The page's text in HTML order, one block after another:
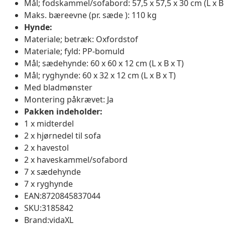
Mål; fodskammel/sofabord: 57,5 x 57,5 x 30 cm (L x B
Maks. bæreevne (pr. sæde ): 110 kg
Hynde:
Materiale; betræk: Oxfordstof
Materiale; fyld: PP-bomuld
Mål; sædehynde: 60 x 60 x 12 cm (L x B x T)
Mål; ryghynde: 60 x 32 x 12 cm (L x B x T)
Med bladmønster
Montering påkrævet: Ja
Pakken indeholder:
1 x midterdel
2 x hjørnedel til sofa
2 x havestol
2 x haveskammel/sofabord
7 x sædehynde
7 x ryghynde
EAN:8720845837044
SKU:3185842
Brand:vidaXL